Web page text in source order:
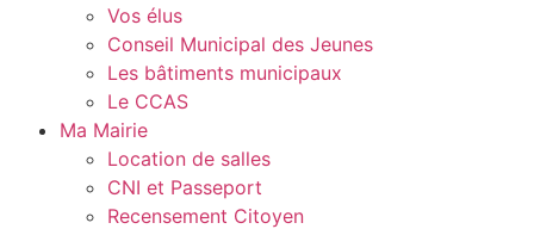
Vos élus
Conseil Municipal des Jeunes
Les bâtiments municipaux
Le CCAS
Ma Mairie
Location de salles
CNI et Passeport
Recensement Citoyen